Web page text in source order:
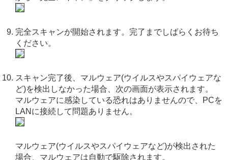
完全スキャンが開始されます。完了までしばらくお待ち
ください。
スキャン完了後、マルウェア(ウイルスやスパイウェアな
ど)を検出しなかった場合、次の画面が表示されます。
マルウェアに感染している恐れはありませんので、PCを
LANに接続して問題ありません。
マルウェア(ウイルスやスパイウェアなど)が検出された
場合、マルウェアは自動で駆除されます。